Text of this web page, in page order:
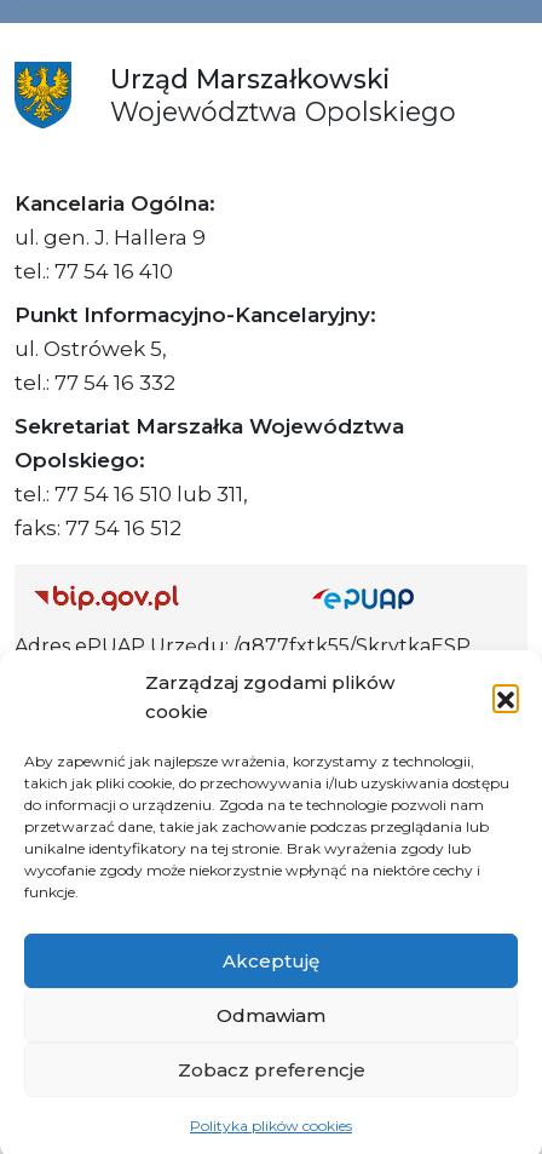
Zarządzaj zgodami plików
cookie
Aby zapewnić jak najlepsze wrażenia, korzystamy z technologii,
takich jak pliki cookie, do przechowywania i/lub uzyskiwania dostępu
do informacji o urządzeniu. Zgoda na te technologie pozwoli nam
przetwarzać dane, takie jak zachowanie podczas przeglądania lub
unikalne identyfikatory na tej stronie. Brak wyrażenia zgody lub
wycofanie zgody może niekorzystnie wpłynąć na niektóre cechy i
funkcje.
Akceptuję
Odmawiam
Zobacz preferencje
Polityka plików cookies
Urząd Marszałkowski
Województwa Opolskiego
Kancelaria Ogólna:
ul. gen. J. Hallera 9
tel.: 77 54 16 410
Punkt Informacyjno-Kancelaryjny:
ul. Ostrówek 5,
tel.: 77 54 16 332
Sekretariat Marszałka Województwa
Opolskiego:
tel.: 77 54 16 510 lub 311,
faks: 77 54 16 512
Adres ePUAP Urzędu: /q877fxtk55/SkrytkaESP
Adres do e-Doręczeń
Urzędu: AE:PL-66703-73759-IGTUV-14
Polityka prywatności
Klauzula informacyjna RODO
Deklaracja dostępności
© 2026 Samorząd Województwa Opolskiego